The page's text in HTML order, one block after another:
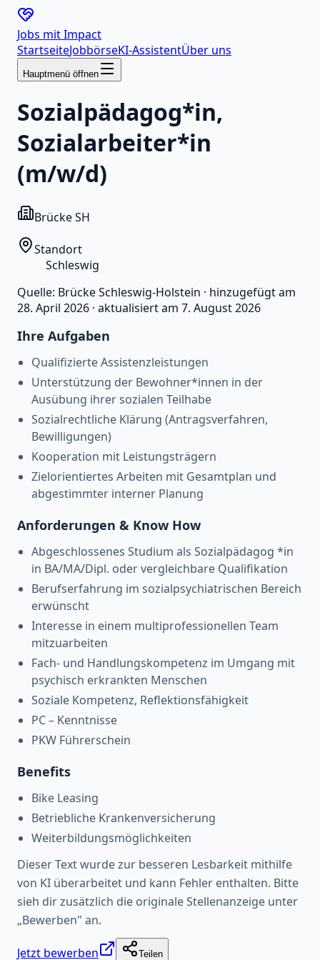
Jobs mitImpact
StartseiteJobbörseKI-AssistentÜber uns
Hauptmenü öffnen
Sozialpädagog*in,
Sozialarbeiter*in
(m/w/d)
Brücke SH
Standort
Schleswig
Quelle: Brücke Schleswig-Holstein · hinzugefügt am
28. April 2026 · aktualisiert am 7. August 2026
Ihre Aufgaben
Qualifizierte Assistenzleistungen
Unterstützung der Bewohner*innen in der
Ausübung ihrer sozialen Teilhabe
Sozialrechtliche Klärung (Antragsverfahren,
Bewilligungen)
Kooperation mit Leistungsträgern
Zielorientiertes Arbeiten mit Gesamtplan und
abgestimmter interner Planung
Anforderungen & Know How
Abgeschlossenes Studium als Sozialpädagog *in
in BA/MA/Dipl. oder vergleichbare Qualifikation
Berufserfahrung im sozialpsychiatrischen Bereich
erwünscht
Interesse in einem multiprofessionellen Team
mitzuarbeiten
Fach- und Handlungskompetenz im Umgang mit
psychisch erkrankten Menschen
Soziale Kompetenz, Reflektionsfähigkeit
PC – Kenntnisse
PKW Führerschein
Benefits
Bike Leasing
Betriebliche Krankenversicherung
Weiterbildungsmöglichkeiten
Dieser Text wurde zur besseren Lesbarkeit mithilfe
von KI überarbeitet und kann Fehler enthalten. Bitte
sieh dir zusätzlich die originale Stellenanzeige unter
„Bewerben" an.
Jetzt bewerben Teilen